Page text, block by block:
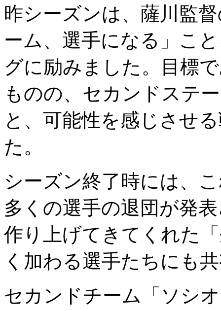
昨シーズンは、薩川監
ーム、選手になる」こ
グに励みました。目標
ものの、セカンドステ
と、可能性を感じさせ
た。
シーズン終了時には、
多くの選手の退団が発
作り上げてきてくれた
く加わる選手たちにも
セカンドチーム「ソシ